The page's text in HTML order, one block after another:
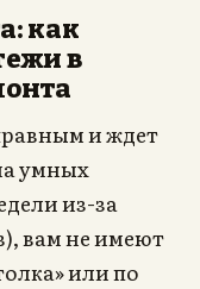
как
в
и ждет
умных
из-за
вам не имеют
или по